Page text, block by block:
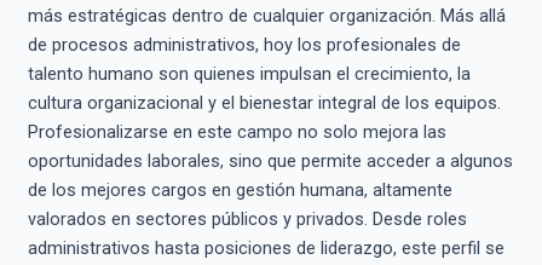
más estratégicas dentro de cualquier organización. Más allá
de procesos administrativos, hoy los profesionales de
talento humano son quienes impulsan el crecimiento, la
cultura organizacional y el bienestar integral de los equipos.
Profesionalizarse en este campo no solo mejora las
oportunidades laborales, sino que permite acceder a algunos
de los mejores cargos en gestión humana, altamente
valorados en sectores públicos y privados. Desde roles
administrativos hasta posiciones de liderazgo, este perfil se